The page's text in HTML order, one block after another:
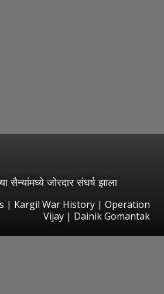
सैन्यांमध्ये जोरदार संघर्ष झाला
| Kargil War History | Operation
Vijay | Dainik Gomantak